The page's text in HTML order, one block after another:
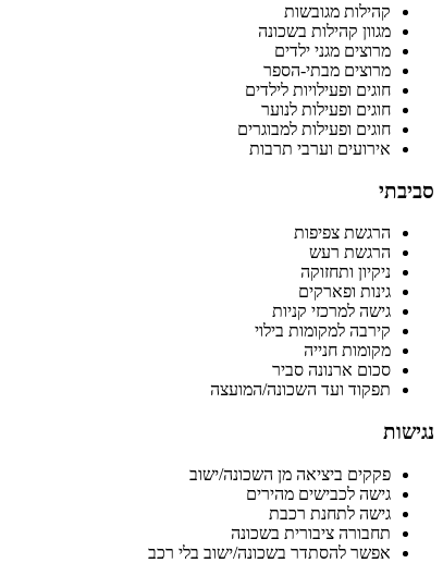
קהילות מגובשות
מגוון קהילות בשכונה
מרוצים מגני ילדים
מרוצים מבתי-הספר
חוגים ופעילויות לילדים
חוגים ופעילות לנוער
חוגים ופעילות למבוגרים
אירועים וערבי תרבות
סביבתי
הרגשת צפיפות
הרגשת רעש
ניקיון ותחזוקה
גינות ופארקים
גישה למרכזי קניות
קירבה למקומות בילוי
מקומות חנייה
סכום ארנונה סביר
תפקוד ועד השכונה/המועצה
נגישות
פקקים ביציאה מן השכונה/ישוב
גישה לכבישים מהירים
גישה לתחנת רכבת
תחבורה ציבורית בשכונה
אפשר להסתדר בשכונה/ישוב בלי רכב